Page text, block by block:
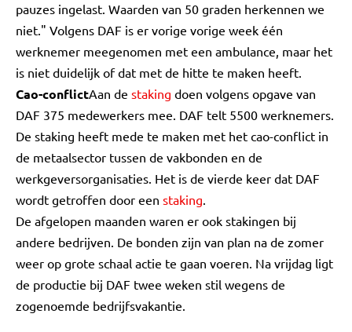
pauzes ingelast. Waarden van 50 graden herkennen we
niet." Volgens DAF is er vorige vorige week één
werknemer meegenomen met een ambulance, maar het
is niet duidelijk of dat met de hitte te maken heeft.
Cao-conflictAan de staking doen volgens opgave van
DAF 375 medewerkers mee. DAF telt 5500 werknemers.
De staking heeft mede te maken met het cao-conflict in
de metaalsector tussen de vakbonden en de
werkgeversorganisaties. Het is de vierde keer dat DAF
wordt getroffen door een staking.
De afgelopen maanden waren er ook stakingen bij
andere bedrijven. De bonden zijn van plan na de zomer
weer op grote schaal actie te gaan voeren. Na vrijdag ligt
de productie bij DAF twee weken stil wegens de
zogenoemde bedrijfsvakantie.